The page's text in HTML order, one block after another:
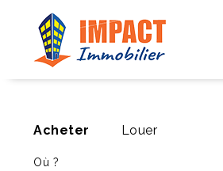
Acheter Louer